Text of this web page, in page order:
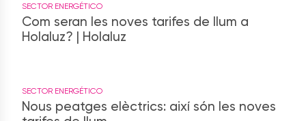
SECTOR ENERGÉTICO
Com seran les noves tarifes de llum a
Holaluz? | Holaluz
SECTOR ENERGÉTICO
Nous peatges elèctrics: així són les noves